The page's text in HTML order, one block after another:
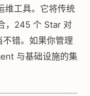
维工具。它将传统
，245 个 Star 对
错。如果你管理
与基础设施的集